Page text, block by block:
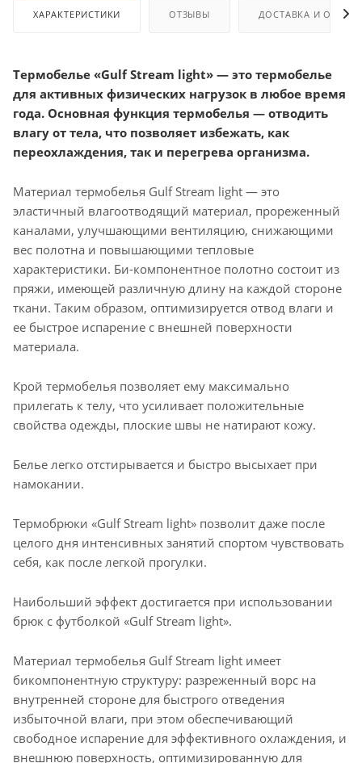
ХАРАКТЕРИСТИКИ ОТЗЫВЫ ДОСТАВКА И
Термобелье «Gulf Stream light» — это термобелье
для активных физических нагрузок в любое время
года. Основная функция термобелья — отводить
влагу от тела, что позволяет избежать, как
переохлаждения, так и перегрева организма.
Материал термобелья Gulf Stream light — это
эластичный влагоотводящий материал, прореженный
каналами, улучшающими вентиляцию, снижающими
вес полотна и повышающими тепловые
характеристики. Би-компонентное полотно состоит из
пряжи, имеющей различную длину на каждой стороне
ткани. Таким образом, оптимизируется отвод влаги и
ее быстрое испарение с внешней поверхности
материала.
Крой термобелья позволяет ему максимально
прилегать к телу, что усиливает положительные
свойства одежды, плоские швы не натирают кожу.
Белье легко отстирывается и быстро высыхает при
намокании.
Термобрюки «Gulf Stream light» позволит даже после
целого дня интенсивных занятий спортом чувствовать
себя, как после легкой прогулки.
Наибольший эффект достигается при использовании
брюк с футболкой «Gulf Stream light».
Материал термобелья Gulf Stream light имеет
бикомпонентную структуру: разреженный ворс на
внутренней стороне для быстрого отведения
избыточной влаги, при этом обеспечивающий
свободное испарение для эффективного охлаждения, и
внешнюю поверхность, оптимизированную для